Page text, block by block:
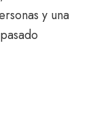
y una